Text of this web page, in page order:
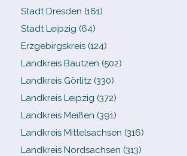
Stadt Dresden (161)
Stadt Leipzig (64)
Erzgebirgskreis (124)
Landkreis Bautzen (502)
Landkreis Görlitz (330)
Landkreis Leipzig (372)
Landkreis Meißen (391)
Landkreis Mittelsachsen (316)
Landkreis Nordsachsen (313)